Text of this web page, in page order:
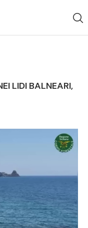
LIDI BALNEARI,